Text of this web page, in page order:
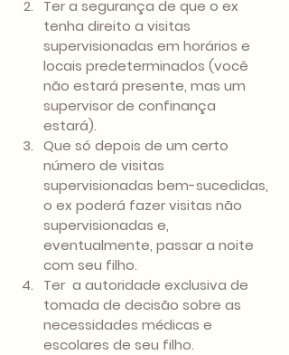
Ter a segurança de que o ex
tenha direito a visitas
supervisionadas em horários e
locais predeterminados (você
não estará presente, mas um
supervisor de confinança
estará).
Que só depois de um certo
número de visitas
supervisionadas bem-sucedidas,
o ex poderá fazer visitas não
supervisionadas e,
eventualmente, passar a noite
com seu filho.
Ter  a autoridade exclusiva de
tomada de decisão sobre as
necessidades médicas e
escolares de seu filho.